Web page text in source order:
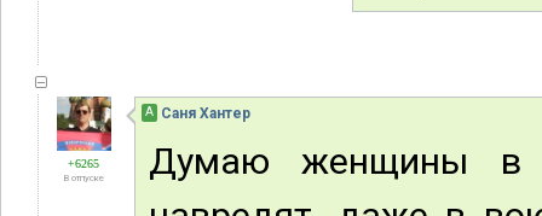
+6265
В отпуске
А Саня Хантер
Думаю женщины в